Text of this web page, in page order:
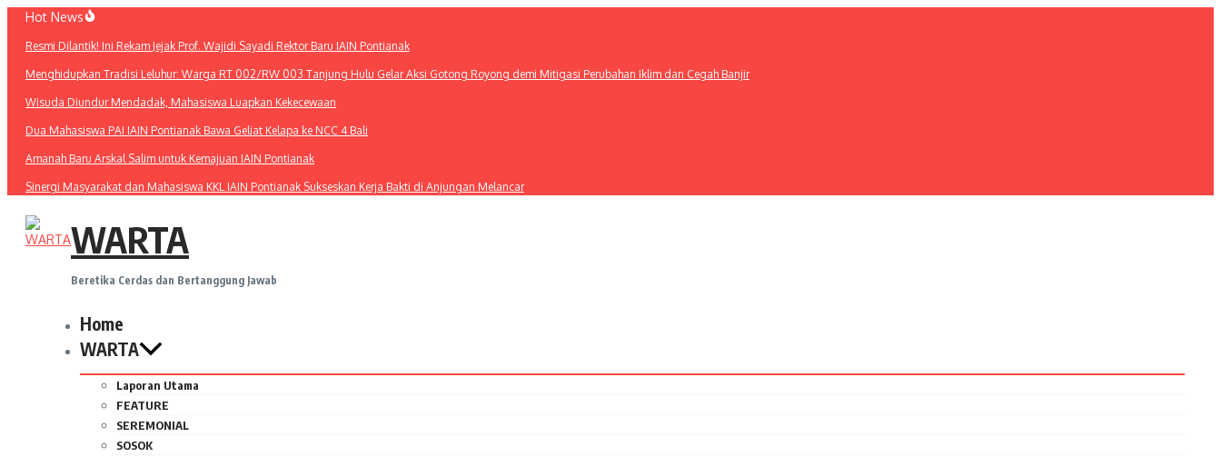
Lewati
konten
Hot News
Resmi Dilantik! Ini Rekam Jejak Prof. Wajidi Sayadi Rektor Baru IAIN Pontianak
Menghidupkan Tradisi Leluhur: Warga RT 002/RW 003 Tanjung Hulu Gelar Aksi Gotong Royong demi Mitigasi Perubahan Iklim dan Cegah Banjir
Wisuda Diundur Mendadak, Mahasiswa Luapkan Kekecewaan
Dua Mahasiswa PAI IAIN Pontianak Bawa Geliat Kelapa ke NCC 4 Bali
Amanah Baru Arskal Salim untuk Kemajuan IAIN Pontianak
Sinergi Masyarakat dan Mahasiswa KKL IAIN Pontianak Sukseskan Kerja Bakti di Anjungan Melancar
WARTA
Beretika Cerdas dan Bertanggung Jawab
Home
WARTA
Laporan Utama
FEATURE
SEREMONIAL
SOSOK